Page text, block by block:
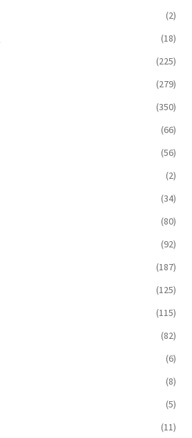
(2)
(18)
(225)
(279)
(350)
(66)
(56)
(2)
(34)
(80)
(92)
(187)
(125)
(115)
(82)
(6)
(8)
(5)
(11)